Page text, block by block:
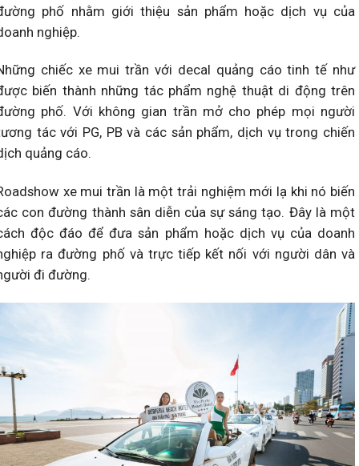
phố nhằm giới thiệu sản phẩm hoặc dịch vụ của
nghiệp.
chiếc xe mui trần với decal quảng cáo tinh tế như
biến thành những tác phẩm nghệ thuật di động trên
phố. Với không gian trần mở cho phép mọi người
tác với PG, PB và các sản phẩm, dịch vụ trong chiến
quảng cáo.
xe mui trần là một trải nghiệm mới lạ khi nó biến
con đường thành sân diễn của sự sáng tạo. Đây là một
độc đáo để đưa sản phẩm hoặc dịch vụ của doanh
ra đường phố và trực tiếp kết nối với người dân và
đi đường.